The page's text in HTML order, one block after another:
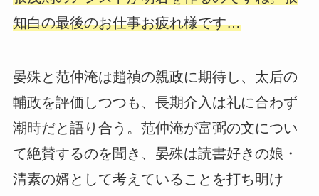
知白の最後のお仕事お疲れ様です…
晏殊と范仲淹は趙禎の親政に期待し、太后の
輔政を評価しつつも、長期介入は礼に合わず
潮時だと語り合う。范仲淹が富弼の文につい
て絶賛するのを聞き、晏殊は読書好きの娘・
清素の婿として考えていることを打ち明け